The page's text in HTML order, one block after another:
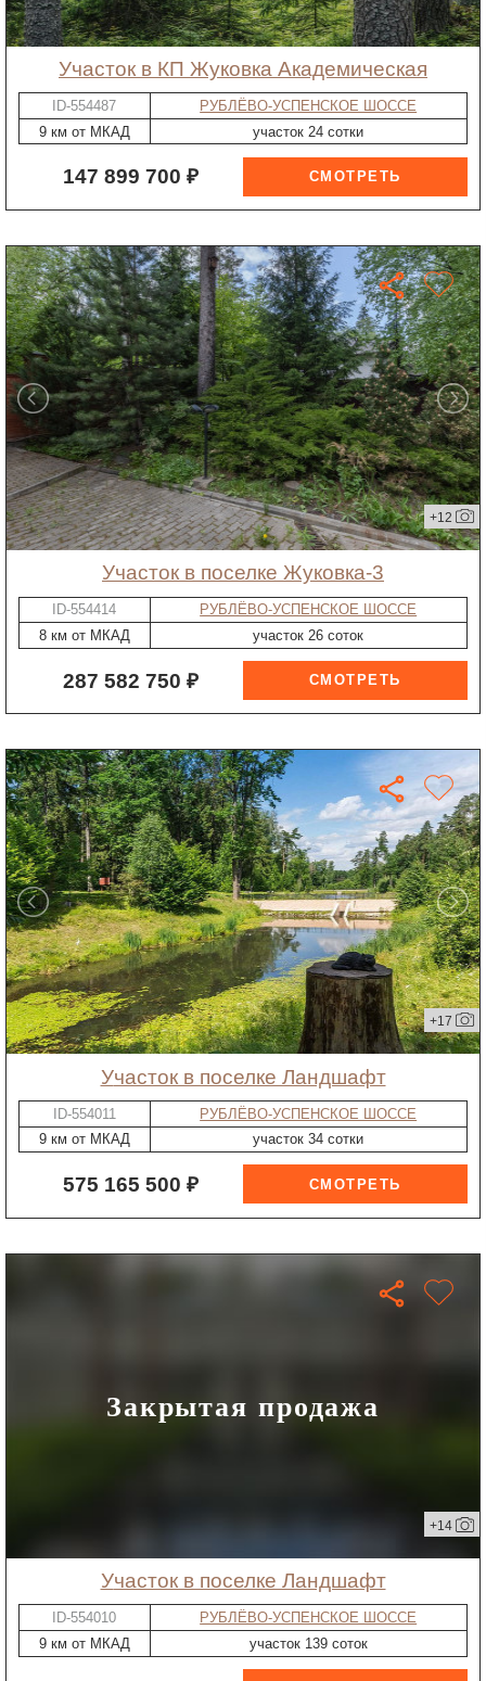
участок в КП Жуковка Академическая
ID-554487
РУБЛЁВО-УСПЕНСКОЕ ШОССЕ
9 км от МКАД
участок 24 сотки
147 899 700 ₽
+12
участок в поселке Жуковка-3
ID-554414
РУБЛЁВО-УСПЕНСКОЕ ШОССЕ
8 км от МКАД
участок 26 соток
287 582 750 ₽
+17
участок в поселке Ландшафт
ID-554011
РУБЛЁВО-УСПЕНСКОЕ ШОССЕ
9 км от МКАД
участок 34 сотки
575 165 500 ₽
Закрытая продажа
+14
участок в поселке Ландшафт
ID-554010
РУБЛЁВО-УСПЕНСКОЕ ШОССЕ
9 км от МКАД
участок 139 соток